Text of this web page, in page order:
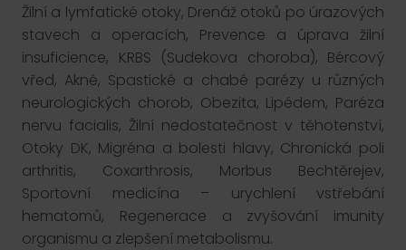
Žilní a lymfatické otoky, Drenáž otoků po úrazových
stavech a operacích, Prevence a úprava žilní
insuficience, KRBS (Sudekova choroba), Bércový
vřed, Akné, Spastické a chabé parézy u různých
neurologických chorob, Obezita, Lipédem, Paréza
nervu facialis, Žilní nedostatečnost v těhotenství,
Otoky DK, Migréna a bolesti hlavy, Chronická poli
arthritis, Coxarthrosis, Morbus Bechtěrejev,
Sportovní medicína – urychlení vstřebání
hematomů, Regenerace a zvyšování imunity
organismu a zlepšení metabolismu.